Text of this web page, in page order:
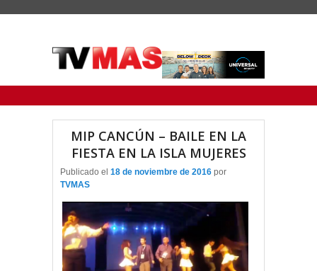
MIP CANCÚN – BAILE EN LA
FIESTA EN LA ISLA MUJERES
Publicado el 18 de noviembre de 2016 por
TVMAS